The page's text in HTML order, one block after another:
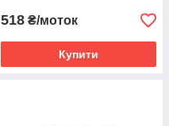
518 ₴/моток
Купити